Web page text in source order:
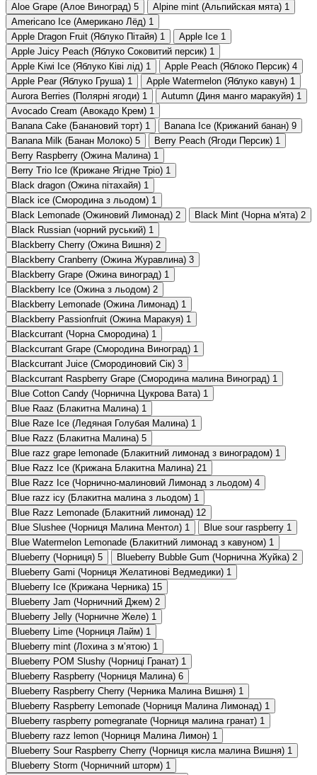
Aloe Grape (Алое Виноград) 5 Alpine mint (Альпийская мята) 1
Americano Ice (Американо Лёд) 1
Apple Dragon Fruit (Яблуко Пітайя) 1 Apple Ice 1
Apple Juicy Peach (Яблуко Соковитий персик) 1
Apple Kiwi Ice (Яблуко Ківі лід) 1 Apple Peach (Яблоко Персик) 4
Apple Pear (Яблуко Груша) 1 Apple Watermelon (Яблуко кавун) 1
Aurora Berries (Полярні ягоди) 1 Autumn (Диня манго маракуйя) 1
Avocado Cream (Авокадо Крем) 1
Banana Cake (Банановий торт) 1 Banana Ice (Крижаний банан) 9
Banana Milk (Банан Молоко) 5 Berry Peach (Ягоди Персик) 1
Berry Raspberry (Ожина Малина) 1
Berry Trio Ice (Крижане Ягідне Тріо) 1
Black dragon (Ожина пітахайя) 1
Black ice (Смородина з льодом) 1
Black Lemonade (Ожиновий Лимонад) 2 Black Mint (Чорна м'ята) 2
Black Russian (чорний руський) 1
Blackberry Cherry (Ожина Вишня) 2
Blackberry Cranberry (Ожина Журавлина) 3
Blackberry Grape (Ожина виноград) 1
Blackberry Ice (Ожина з льодом) 2
Blackberry Lemonade (Ожина Лимонад) 1
Blackberry Passionfruit (Ожина Маракуя) 1
Blackcurrant (Чорна Смородина) 1
Blackcurrant Grape (Смородина Виноград) 1
Blackcurrant Juice (Смородиновий Сік) 3
Blackcurrant Raspberry Grape (Смородина малина Виноград) 1
Blue Cotton Candy (Чорнична Цукрова Вата) 1
Blue Raaz (Блакитна Малина) 1
Blue Raze Ice (Ледяная Голубая Малина) 1
Blue Razz (Блакитна Малина) 5
Blue razz grape lemonade (Блакитний лимонад з виноградом) 1
Blue Razz Ice (Крижана Блакитна Малина) 21
Blue Razz Ice (Чорнично-малиновий Лимонад з льодом) 4
Blue razz icy (Блакитна малина з льодом) 1
Blue Razz Lemonade (Блакитний лимонад) 12
Blue Slushee (Чорниця Малина Ментол) 1 Blue sour raspberry 1
Blue Watermelon Lemonade (Блакитний лимонад з кавуном) 1
Blueberry (Чорниця) 5 Blueberry Bubble Gum (Чорнична Жуйка) 2
Blueberry Gami (Чорниця Желатинові Ведмедики) 1
Blueberry Ice (Крижана Черника) 15
Blueberry Jam (Чорничний Джем) 2
Blueberry Jelly (Чорничне Желе) 1
Blueberry Lime (Чорниця Лайм) 1
Blueberry mint (Лохина з мʼятою) 1
Blueberry POM Slushy (Чорниці Гранат) 1
Blueberry Raspberry (Чорниця Малина) 6
Blueberry Raspberry Cherry (Черника Малина Вишня) 1
Blueberry Raspberry Lemonade (Чорниця Малина Лимонад) 1
Blueberry raspberry pomegranate (Чорниця малина гранат) 1
Blueberry razz lemon (Чорниця Малина Лимон) 1
Blueberry Sour Raspberry Cherry (Чорниця кисла малина Вишня) 1
Blueberry Storm (Чорничний шторм) 1